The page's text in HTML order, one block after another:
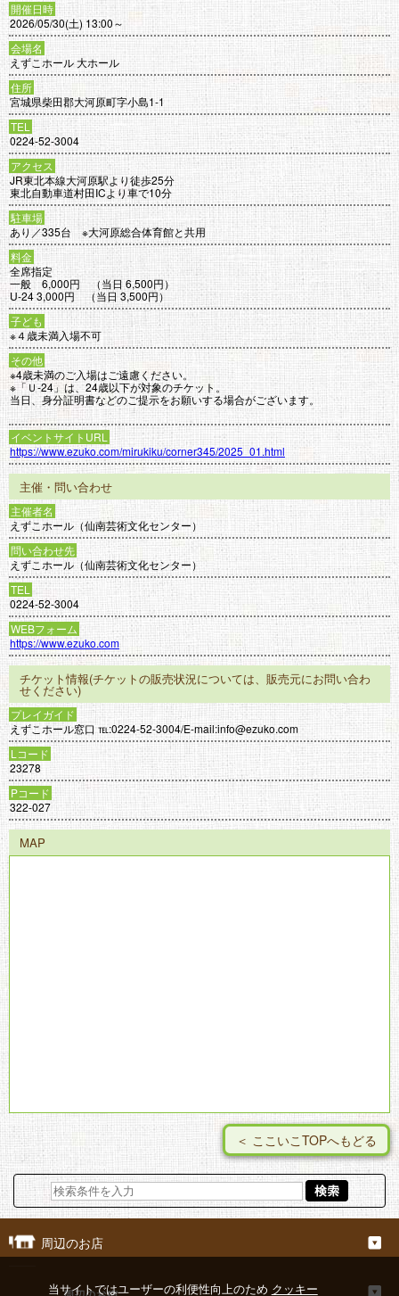
開催日時
2026/05/30(土) 13:00～
会場名
えずこホール 大ホール
住所
宮城県柴田郡大河原町字小島1-1
TEL
0224-52-3004
アクセス
JR東北本線大河原駅より徒歩25分
東北自動車道村田ICより車で10分
駐車場
あり／335台 ※大河原総合体育館と共用
料金
全席指定
一般 6,000円 （当日 6,500円）
U-24 3,000円 （当日 3,500円）
子ども
※４歳未満入場不可
その他
※4歳未満のご入場はご遠慮ください。
※「Ｕ-24」は、24歳以下が対象のチケット。
当日、身分証明書などのご提示をお願いする場合がございます。
イベントサイトURL
https://www.ezuko.com/mirukiku/corner345/2025_01.html
主催・問い合わせ
主催者名
えずこホール（仙南芸術文化センター）
問い合わせ先
えずこホール（仙南芸術文化センター）
TEL
0224-52-3004
WEBフォーム
https://www.ezuko.com
チケット情報(チケットの販売状況については、販売元にお問い合わ
せください)
プレイガイド
えずこホール窓口 ℡:0224-52-3004/E-mail:info@ezuko.com
Lコード
23278
Pコード
322-027
MAP
＜ ここいこTOPへもどる
周辺のお店
当サイトではユーザーの利便性向上のため クッキー